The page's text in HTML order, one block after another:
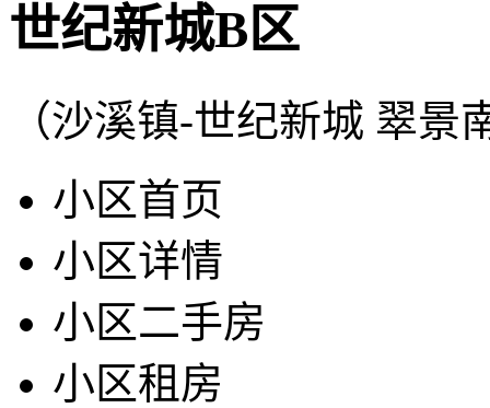
世纪新城B区
（沙溪镇-世纪新城 翠景
小区首页
小区详情
小区二手房
小区租房